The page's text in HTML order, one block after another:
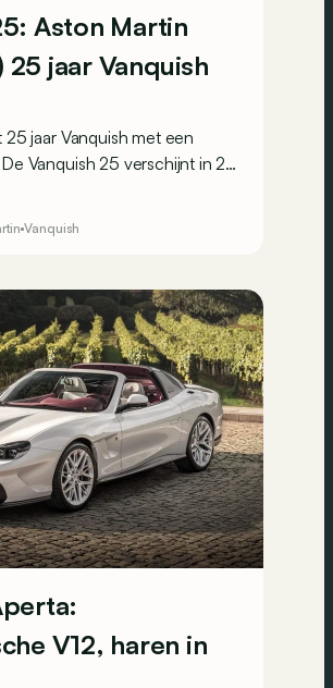
Aston Martin
25 jaar Vanquish
jaar Vanquish met een
Vanquish 25 verschijnt in 25
Vanquish
V12, haren in